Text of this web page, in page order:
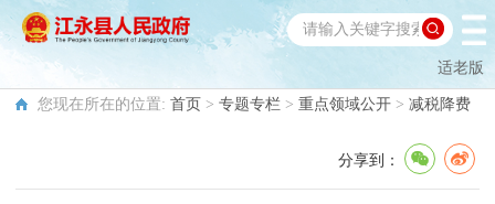
适老版
您现在所在的位置: 首页 > 专题专栏 > 重点领域公开 > 减税降费
分享到：